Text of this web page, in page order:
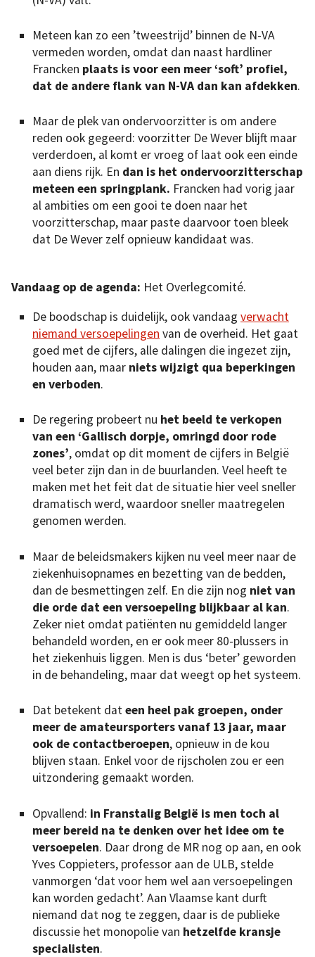
Meteen kan zo een ’tweestrijd’ binnen de N-VA
vermeden worden, omdat dan naast hardliner
Francken plaats is voor een meer ‘soft’ profiel,
dat de andere flank van N-VA dan kan afdekken.
Maar de plek van ondervoorzitter is om andere
reden ook gegeerd: voorzitter De Wever blijft maar
verderdoen, al komt er vroeg of laat ook een einde
aan diens rijk. En dan is het ondervoorzitterschap
meteen een springplank. Francken had vorig jaar
al ambities om een gooi te doen naar het
voorzitterschap, maar paste daarvoor toen bleek
dat De Wever zelf opnieuw kandidaat was.
Vandaag op de agenda: Het Overlegcomité.
De boodschap is duidelijk, ook vandaag verwacht
niemand versoepelingen van de overheid. Het gaat
goed met de cijfers, alle dalingen die ingezet zijn,
houden aan, maar niets wijzigt qua beperkingen
en verboden.
De regering probeert nu het beeld te verkopen
van een ‘Gallisch dorpje, omringd door rode
zones’, omdat op dit moment de cijfers in België
veel beter zijn dan in de buurlanden. Veel heeft te
maken met het feit dat de situatie hier veel sneller
dramatisch werd, waardoor sneller maatregelen
genomen werden.
Maar de beleidsmakers kijken nu veel meer naar de
ziekenhuisopnames en bezetting van de bedden,
dan de besmettingen zelf. En die zijn nog niet van
die orde dat een versoepeling blijkbaar al kan.
Zeker niet omdat patiënten nu gemiddeld langer
behandeld worden, en er ook meer 80-plussers in
het ziekenhuis liggen. Men is dus ‘beter’ geworden
in de behandeling, maar dat weegt op het systeem.
Dat betekent dateen heel pak groepen, onder
meer de amateursporters vanaf 13 jaar, maar
ook de contactberoepen, opnieuw in de kou
blijven staan. Enkel voor de rijscholen zou er een
uitzondering gemaakt worden.
Opvallend: in Franstalig België is men toch al
meer bereid na te denken over het idee om te
versoepelen. Daar drong de MR nog op aan, en ook
Yves Coppieters, professor aan de ULB, stelde
vanmorgen ‘dat voor hem wel aan versoepelingen
kan worden gedacht’. Aan Vlaamse kant durft
niemand dat nog te zeggen, daar is de publieke
discussie het monopolie van hetzelfde kransje
specialisten.